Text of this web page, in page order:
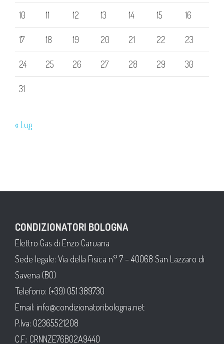
10 11 12 13 14 15 16
17 18 19 20 21 22 23
24 25 26 27 28 29 30
31
« Lug
CONDIZIONATORI BOLOGNA
Elettro Gas di Enzo Caruana
Sede legale: Via della Fisica n° 7 – 40068 San Lazzaro di
Savena (BO)
Telefono: (+39) 051 389730
Email: info@condizionatoribologna.net
P.Iva: 02365521208
C.F.: CRNNZE76B02A944O